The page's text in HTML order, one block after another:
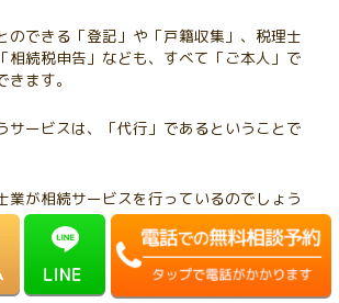
のできる「登記」や「戸籍収集」、税理士
相続税申告」なども、すべて「ご本人」で
ます。
サービスは、「代行」であるということで
業が相続サービスを行っているのでしょう
理由からです。